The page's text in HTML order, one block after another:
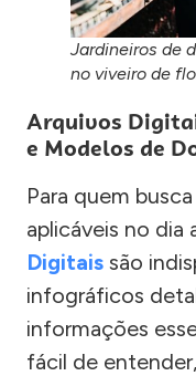
Jardineiros de
no viveiro de
Arquivos
e Modelos de
Para quem
aplicáveis no dia
Digitais são
infográficos
informações
fácil de